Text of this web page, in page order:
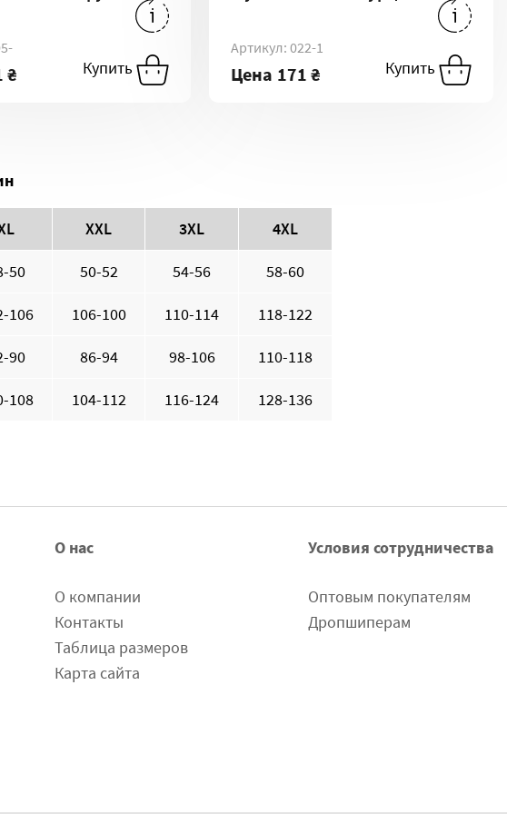
₴ Купить
XS
-
M
-
212 ₴
XL
-
₴
3XL
-
280 ₴
Артикул: 022-1
Цена 171 ₴ Купить
L
-
189 ₴
XXL
-
204 ₴
214 ₴
Купить
XXL 3XL 4XL
50 50-52 54-56 58-60
106 106-100 110-114 118-122
90 86-94 98-106 110-118
108 104-112 116-124 128-136
О нас
О компании
Контакты
Таблица размеров
Карта сайта
Условия сотрудничества
Оптовым покупателям
Дропшиперам